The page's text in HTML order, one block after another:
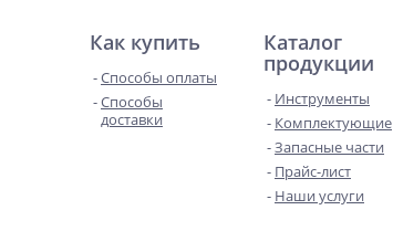
Как купить
Способы оплаты
Способы
доставки
Каталог
продукции
Инструменты
Комплектующие
Запасные части
Прайс-лист
Наши услуги